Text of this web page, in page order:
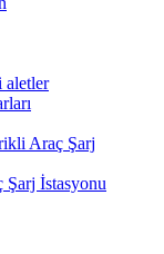
aletler
Araç Şarj
Şarj İstasyonu